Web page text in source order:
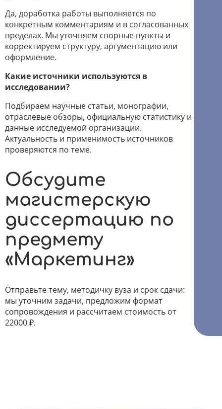
Да, доработка работы выполняется по
конкретным комментариям и в согласованных
пределах. Мы уточняем спорные пункты и
корректируем структуру, аргументацию или
оформление.
Какие источники используются в
исследовании?
Подбираем научные статьи, монографии,
отраслевые обзоры, официальную статистику и
данные исследуемой организации.
Актуальность и применимость источников
проверяются по теме.
Обсудите
магистерскую
диссертацию по
предмету
«Маркетинг»
Отправьте тему, методичку вуза и срок сдачи:
мы уточним задачи, предложим формат
сопровождения и рассчитаем стоимость от
22000 ₽.